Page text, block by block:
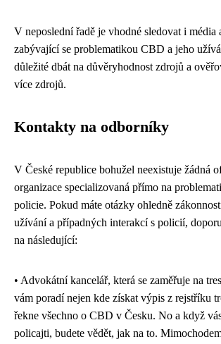
V neposlední řadě je vhodné sledovat i média
zabývající se problematikou CBD a jeho
důležité dbát na důvěryhodnost zdrojů a
více zdrojů.
Kontakty na odborníky
V České republice bohužel neexistuje žádná
organizace specializovaná přímo na
policie. Pokud máte otázky ohledně
užívání a případných interakcí s policií,
na následující:
• Advokátní kancelář, která se zaměřuje na
vám poradí nejen kde získat výpis z rejstříku
řekne všechno o CBD v Česku. No a když
policajti, budete vědět, jak na to.